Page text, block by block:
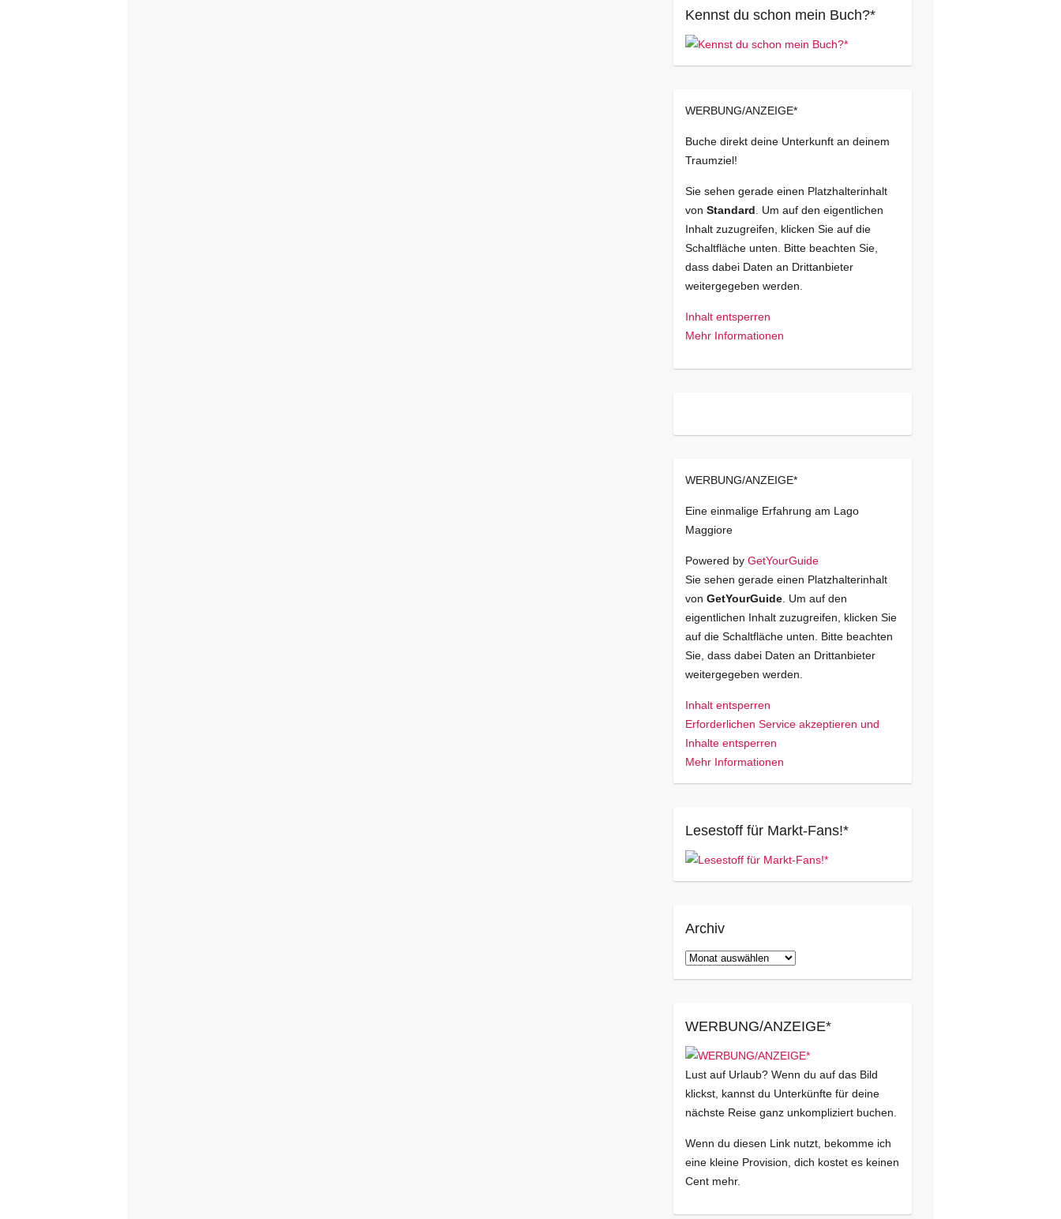
Kennst du schon mein Buch?*
WERBUNG/ANZEIGE*
Buche direkt deine Unterkunft an deinem
Traumziel!
Sie sehen gerade einen Platzhalterinhalt
von Standard . Um auf den eigentlichen
Inhalt zuzugreifen, klicken Sie auf die
Schaltfläche unten. Bitte beachten Sie,
dass dabei Daten an Drittanbieter
weitergegeben werden.
Inhalt entsperren
Mehr Informationen
WERBUNG/ANZEIGE*
Eine einmalige Erfahrung am Lago
Maggiore
Powered by GetYourGuide
Sie sehen gerade einen Platzhalterinhalt
von GetYourGuide. Um auf den
eigentlichen Inhalt zuzugreifen, klicken Sie
auf die Schaltfläche unten. Bitte beachten
Sie, dass dabei Daten an Drittanbieter
weitergegeben werden.
Inhalt entsperren
Erforderlichen Service akzeptieren und
Inhalte entsperren
Mehr Informationen
Lesestoff für Markt-Fans!*
Archiv
Archiv
WERBUNG/ANZEIGE*
Lust auf Urlaub? Wenn du auf das Bild
klickst, kannst du Unterkünfte für deine
nächste Reise ganz unkompliziert buchen.
Wenn du diesen Link nutzt, bekomme ich
eine kleine Provision, dich kostet es keinen
Cent mehr.